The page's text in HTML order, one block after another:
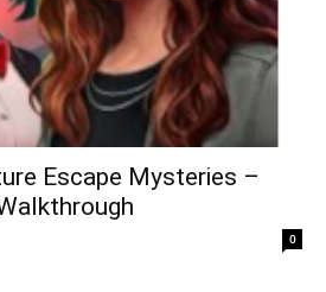
Escape Mysteries –
0